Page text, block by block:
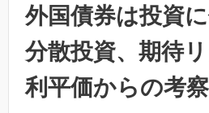
外国債券は投資
分散投資、期待
利平価からの考察